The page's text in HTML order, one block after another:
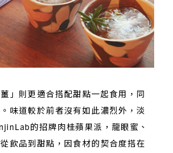
」則更適合搭配甜點一起食用，同
味道較於前者沒有如此濃烈外，淡
的招牌肉桂蘋果派，龍眼蜜、
飲品到甜點，因食材的契合度搭在